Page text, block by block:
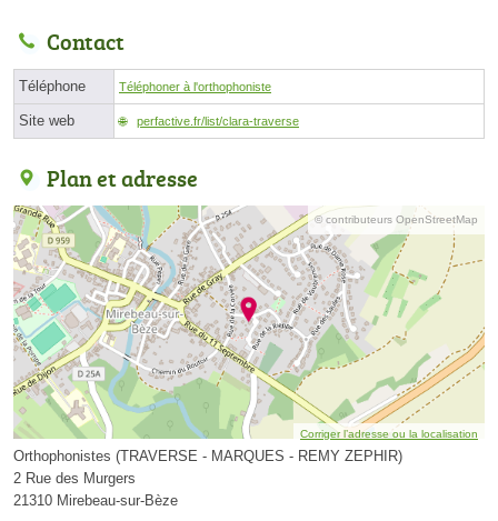
Contact
Téléphone Téléphoner à l'orthophoniste
Site web perfactive.fr/list/clara-traverse
Plan et adresse
© contributeurs OpenStreetMap
Corriger l’adresse ou la localisation
Orthophonistes (TRAVERSE - MARQUES - REMY ZEPHIR)
2 Rue des Murgers
21310 Mirebeau-sur-Bèze